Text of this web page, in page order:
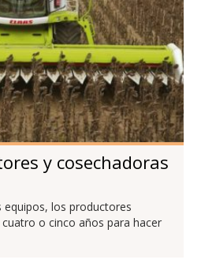
y cosechadoras
los productores
o cinco años para hacer